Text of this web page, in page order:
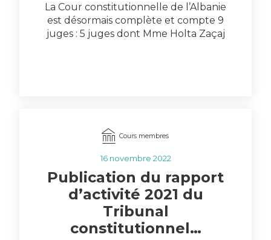
La Cour constitutionnelle de l’Albanie
est désormais complète et compte 9
juges : 5 juges dont Mme Holta Zaçaj
Cours membres
16 novembre 2022
Publication du rapport
d’activité 2021 du
Tribunal
constitutionnel…